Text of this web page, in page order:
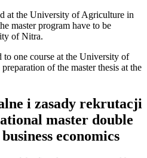
at the University of Agriculture in
master program have to be
of Nitra.
to one course at the University of
of the master thesis at the
i zasady rekrutacji
master double
economics